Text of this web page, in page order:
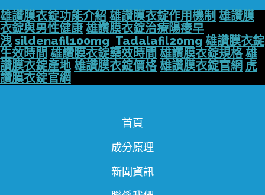
雄讚膜衣錠功能介紹 雄讚膜衣錠作用機制 雄讚膜
衣錠與男性健康 雄讚膜衣錠治療陽痿早
洩 sildenafil100mg Tadalafil20mg 雄讚膜衣錠
生效時間 雄讚膜衣錠藥效時間 雄讚膜衣錠規格 雄
讚膜衣錠產地 雄讚膜衣錠價格 雄讚膜衣錠官網 虎
讚膜衣錠官網
首頁
成分原理
新聞資訊